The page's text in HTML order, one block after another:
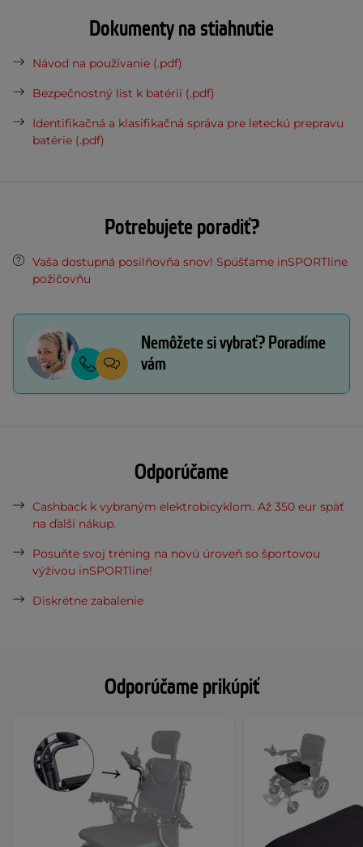
Odporúčame prikúpiť
Dokumenty na stiahnutie
Návod na používanie (.pdf)
Bezpečnostný list k batérií (.pdf)
Identifikačná a klasifikačná správa pre leteckú prepravu
batérie (.pdf)
Potrebujete poradiť?
Vaša dostupná posilňovňa snov! Spúšťame inSPORTline
požičovňu
Nemôžete si vybrať? Poradíme
vám
Odporúčame
Cashback k vybraným elektrobicyklom. Až 350 eur späť
na ďalší nákup.
Posuňte svoj tréning na novú úroveň so športovou
výživou inSPORTline!
Diskrétne zabalenie